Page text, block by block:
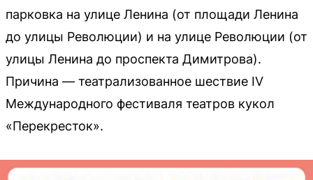
парковка на улице Ленина (от площади Ленина
до улицы Революции) и на улице Революции (от
улицы Ленина до проспекта Димитрова).
Причина — театрализованное шествие IV
Международного фестиваля театров кукол
«Перекресток».